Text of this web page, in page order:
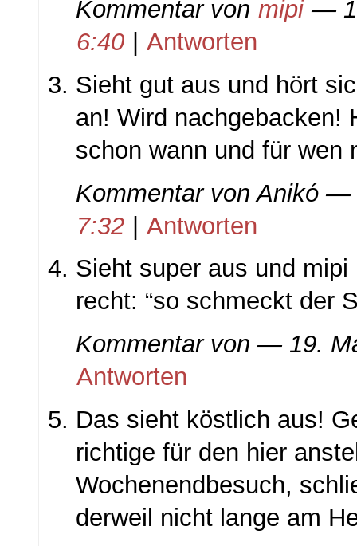
Kommentar von mipi —
6:40
Antworten
Sieht gut aus und hört
an! Wird nachgebacken!
schon wann und für wen
Kommentar vonAnikó —
7:32 | Antworten
Sieht super aus und mipi
recht: “so schmeckt der
Kommentar von— 19.
Antworten
Das sieht köstlich aus!
richtige für den hier
Wochenendbesuch,
derweil nicht lange am